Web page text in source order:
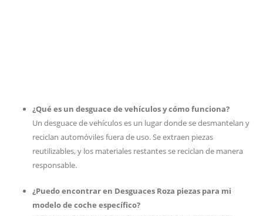
¿Qué es un desguace de vehículos y cómo funciona?
Un desguace de vehículos es un lugar donde se desmantelan y
reciclan automóviles fuera de uso. Se extraen piezas
reutilizables, y los materiales restantes se reciclan de manera
responsable.
¿Puedo encontrar en Desguaces Roza piezas para mi
modelo de coche específico?